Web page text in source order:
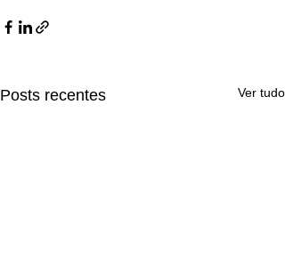
Posts recentes Ver tudo